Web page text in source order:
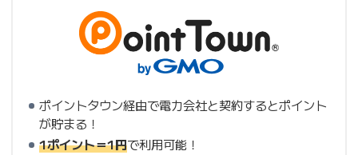
ポイントタウン経由で電力会社と契約するとポイント
が貯まる！
1ポイント＝1円で利用可能！